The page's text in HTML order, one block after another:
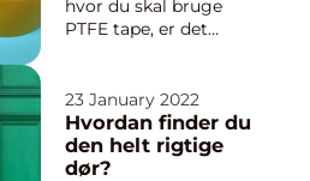
hvor du skal bruge
PTFE tape, er det
rigtige af slagsen. Der
kan være stor forskel
på, hvordan
forskellige former for
23 January 2022
Hvordan finder du
den helt rigtige
dør?